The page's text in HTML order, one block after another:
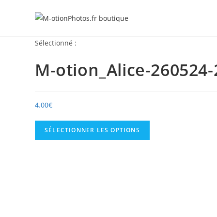
Sélectionné :
M-otion_Alice-
4.00€
SÉLECTIONNER LES OPTIONS